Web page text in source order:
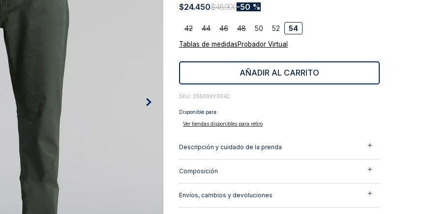
$24.450$48.900 50 %
42 44 46 48 50 52 54
Tablas de medidasProbador Virtual
AÑADIR AL CARRITO
: 206009Y0042
Disponible para:
Ver tiendas disponibles para retiro
Descripción y cuidado de la prenda
Composición
Envíos, cambios y devoluciones